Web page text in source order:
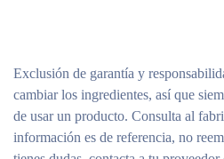
radiante y de aspecto saludable.
La fórmula enriquecida con
natural ayuda a calmar, hidratar y
bebé.
Exclusión de garantía y
cambiar los ingredientes, así que
de usar un producto. Consulta al
información es de referencia, no